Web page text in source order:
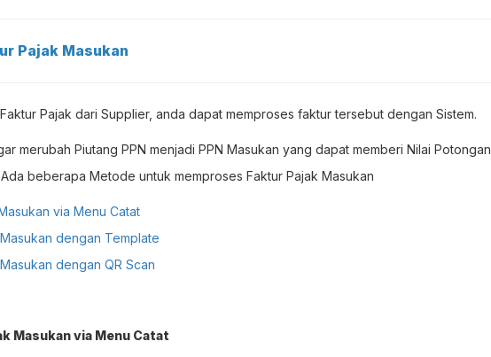
Pajak Masukan
Pajak dari Supplier, anda dapat memproses faktur tersebut dengan Sistem.
merubah Piutang PPN menjadi PPN Masukan yang dapat memberi Nilai Potongan
beberapa Metode untuk memproses Faktur Pajak Masukan
via Menu Catat
dengan Template
dengan QR Scan
Masukan via Menu Catat